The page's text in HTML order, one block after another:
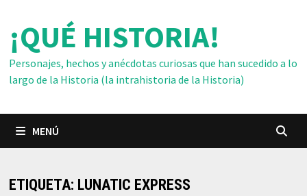
contenido
¡QUÉ HISTORIA!
Personajes, hechos y anécdotas curiosas que han sucedido a lo
largo de la Historia (la intrahistoria de la Historia)
MENÚ
ETIQUETA: LUNATIC EXPRESS